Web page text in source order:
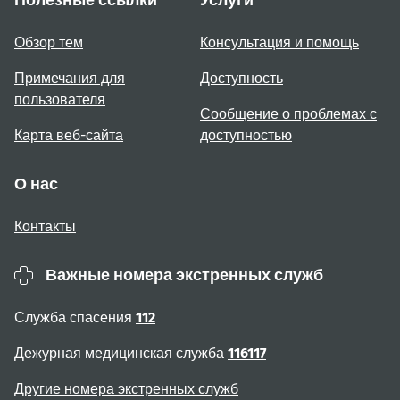
Обзор тем
Примечания для
пользователя
Карта веб-сайта
Консультация и помощь
Доступность
Сообщение о проблемах с
доступностью
О нас
Контакты
Важные номера экстренных служб
Служба спасения 112
Дежурная медицинская служба 116117
Другие номера экстренных служб